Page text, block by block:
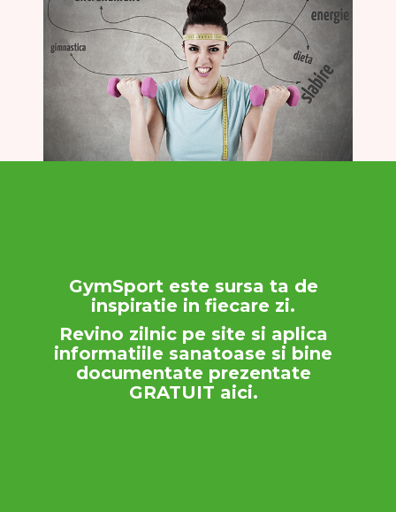
GymSport este sursa ta de
inspiratie in fiecare zi.
Revino zilnic pe site si aplica
informatiile sanatoase si bine
documentate prezentate
GRATUIT aici.